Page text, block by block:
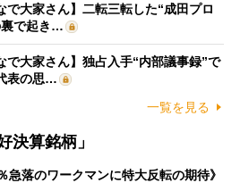
で大家さん】二転三転した“成田プロ
裏で起き…
で大家さん】独占入手“内部議事録”で
表の思…
一覧を見る
決算銘柄」
急落のワークマンに特大反転の期待》